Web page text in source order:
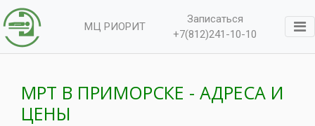
МЦ РИОРИТ
Записаться
+7(812)241-10-10
МРТ В ПРИМОРСКЕ - АДРЕСА И
ЦЕНЫ